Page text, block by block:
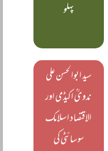
پہلو
سید ابوالحسن علی
ندویؒ اکیڈمی اور
الاقتصاد اسلامک
سوسائٹی کی